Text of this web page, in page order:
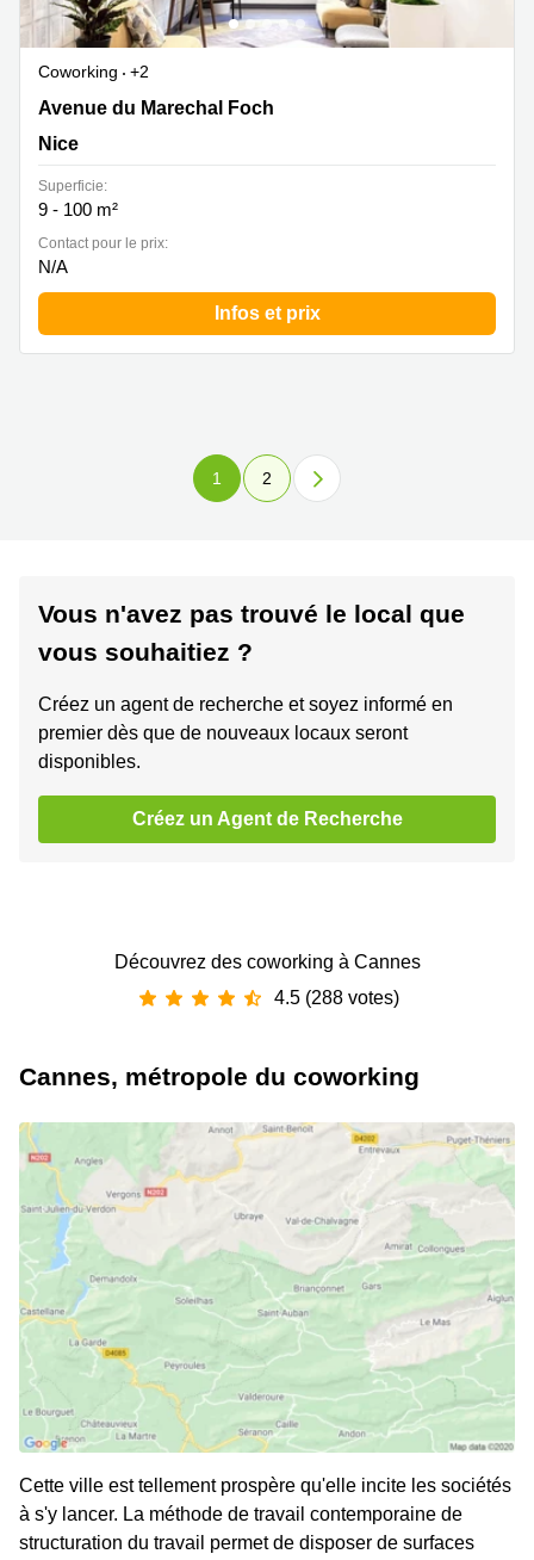
Coworking
+2
37 Avenue du Marechal Foch , Nice
Avenue du Marechal Foch
Nice
Superficie:
9 - 100 m²
Contact pour le prix:
N/A
Infos et prix
1 2
Vous n'avez pas trouvé le local que
vous souhaitiez ?
Créez un agent de recherche et soyez informé en
premier dès que de nouveaux locaux seront
disponibles.
Créez un Agent de Recherche
Découvrez des coworking à Cannes
4.5 (288 votes)
Cannes, métropole du coworking
Cette ville est tellement prospère qu'elle incite les sociétés
à s'y lancer. La méthode de travail contemporaine de
structuration du travail permet de disposer de surfaces